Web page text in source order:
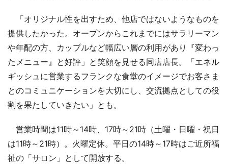
「オリジナル性を出すため、他店ではないようなものを
提供したかった。オープンからこれまでにはサラリーマン
や年配の方、カップルなど幅広い層の利用があり『変わっ
たメニュー』と好評」と笑顔を見せる同店店長。「エネル
ギッシュに営業するフランクな食堂のイメージでお客さま
とのコミュニケーションを大切にし、交流拠点としての役
割を果たしていきたい」とも。
営業時間は11時～14時、17時～21時（土曜・日曜・祝日
は11時～21時）。火曜定休。平日の14時～17時はご近所福
祉の「サロン」として開放する。